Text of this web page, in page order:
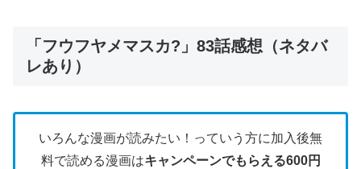
「フウフヤメマスカ?」83話感想（ネタバ
レあり）
いろんな漫画が読みたい！っていう方に加入後無
料で読める漫画はキャンペーンでもらえる600円